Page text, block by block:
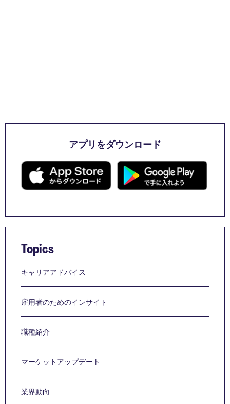
アプリをダウンロード
Topics
キャリアアドバイス
雇用者のためのインサイト
職種紹介
マーケットアップデート
業界動向